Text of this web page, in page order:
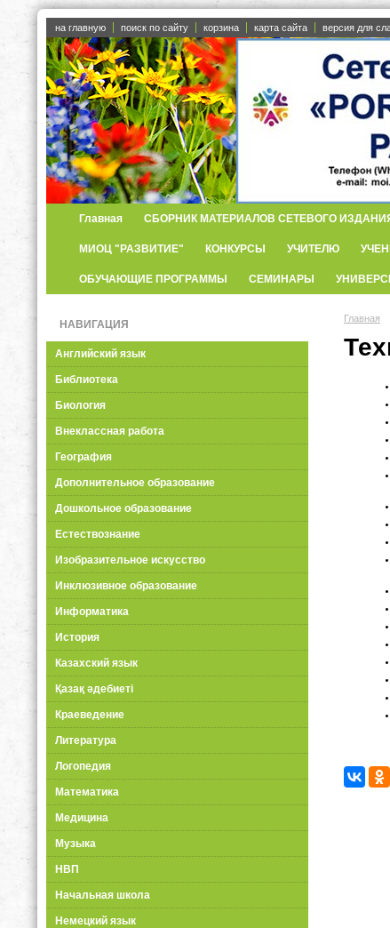
на главную поиск по сайту корзина карта сайта версия для
Главная СБОРНИК МАТЕРИАЛОВ СЕТЕВОГО ИЗДАНИЯ
МИОЦ "РАЗВИТИЕ" КОНКУРСЫ УЧИТЕЛЮ
ОБУЧАЮЩИЕ ПРОГРАММЫ СЕМИНАРЫ
НАВИГАЦИЯ
Английский язык
Библиотека
Биология
Внеклассная работа
География
Дополнительное образование
Дошкольное образование
Естествознание
Изобразительное искусство
Инклюзивное образование
Информатика
История
Казахский язык
Қазақ әдебиеті
Краеведение
Литература
Логопедия
Математика
Медицина
Музыка
НВП
Начальная школа
Немецкий язык
Главная